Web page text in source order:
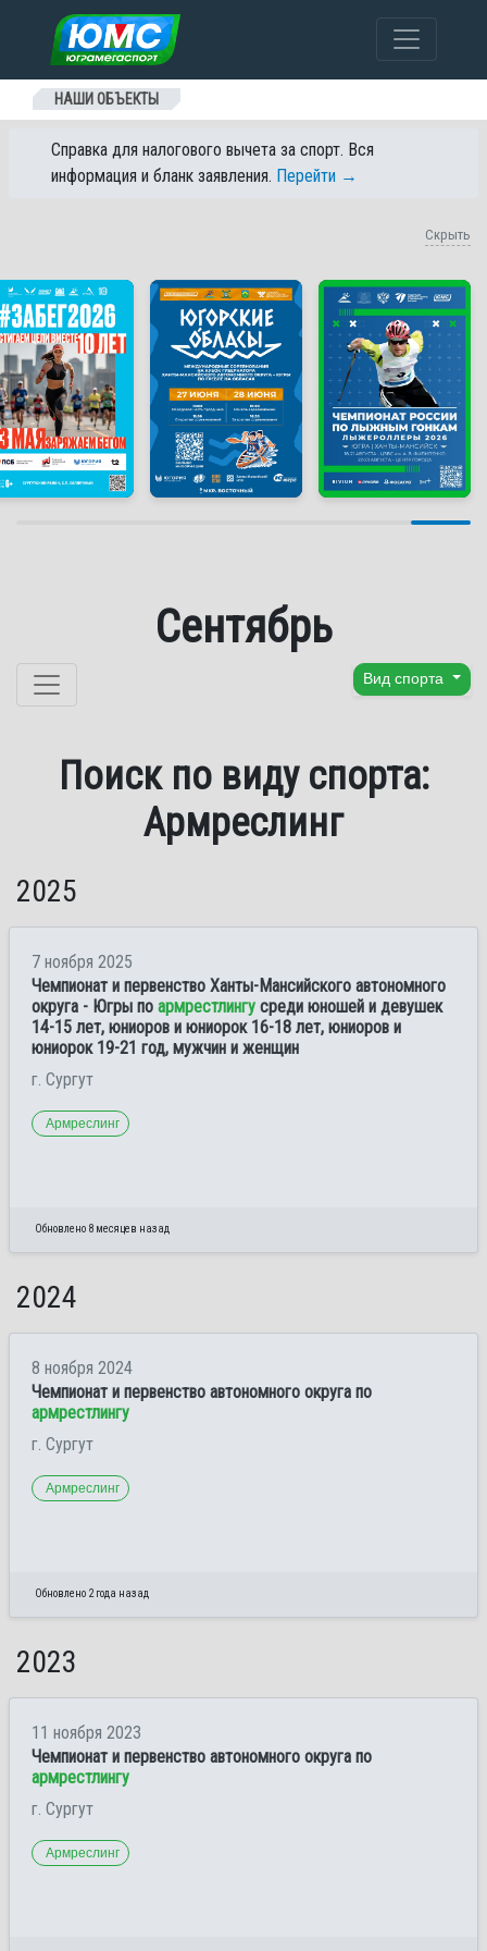
Перейти к содержанию
НАШИ ОБЪЕКТЫ
Справка для налогового вычета за спорт. Вся
информация и бланк заявления. Перейти →
Скрыть
Сентябрь
Перейти к содержанию Вид спорта
Поиск по виду спорта:
Армреслинг
2025
7 ноября 2025
Чемпионат и первенство Ханты-Мансийского автономного
округа - Югры по армрестлингу среди юношей и девушек
14-15 лет, юниоров и юниорок 16-18 лет, юниоров и
юниорок 19-21 год, мужчин и женщин
г. Сургут
Армреслинг
Обновлено 8 месяцев назад
2024
8 ноября 2024
Чемпионат и первенство автономного округа по
армрестлингу
г. Сургут
Армреслинг
Обновлено 2 года назад
2023
11 ноября 2023
Чемпионат и первенство автономного округа по
армрестлингу
г. Сургут
Армреслинг